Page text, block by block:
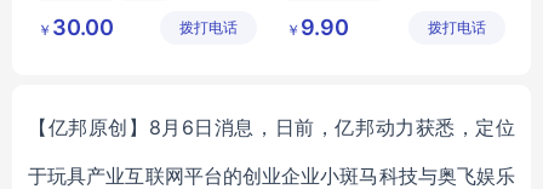
有限责任
￥ 30.00 拨打电话
蓝莓果酱加工定制
技有限公
￥ 9.90 拨打电话
【亿邦原创】8月6日消息，日前，亿邦动力获悉，定位
于玩具产业互联网平台的创业企业小斑马科技与奥飞娱乐